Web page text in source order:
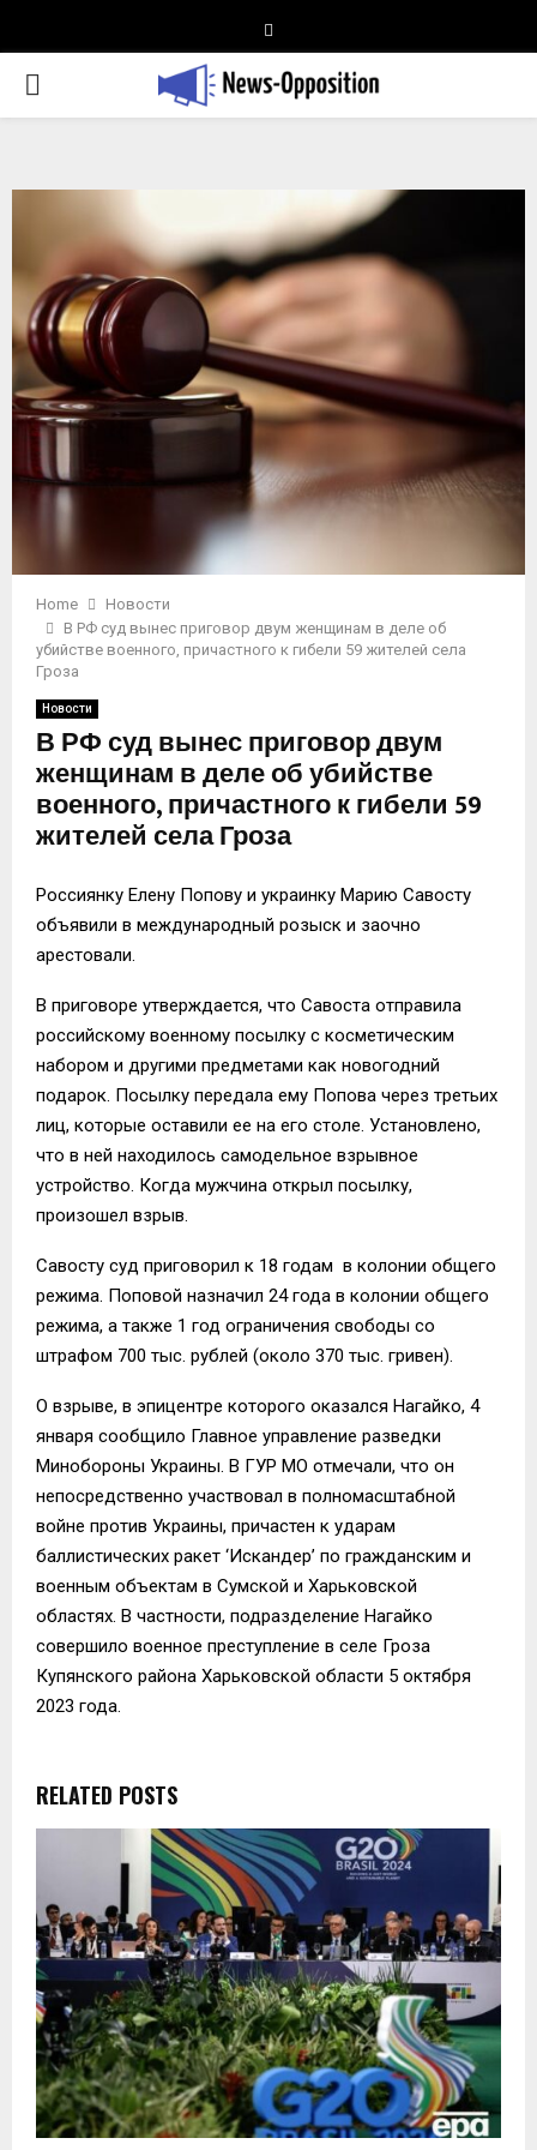
PRIMARY
Home
Новости
В РФ суд вынес приговор двум женщинам в деле об
убийстве военного, причастного к гибели 59 жителей села
Гроза
Новости
В РФ суд вынес приговор двум
женщинам в деле об убийстве
военного, причастного к гибели 59
жителей села Гроза
Россиянку Елену Попову и украинку Марию Савосту
объявили в международный розыск и заочно
арестовали.
В приговоре утверждается, что Савоста отправила
российскому военному посылку с косметическим
набором и другими предметами как новогодний
подарок. Посылку передала ему Попова через третьих
лиц, которые оставили ее на его столе. Установлено,
что в ней находилось самодельное взрывное
устройство. Когда мужчина открыл посылку,
произошел взрыв.
Савосту суд приговорил к 18 годам в колонии общего
режима. Поповой назначил 24 года в колонии общего
режима, а также 1 год ограничения свободы со
штрафом 700 тыс. рублей (около 370 тыс. гривен).
О взрыве, в эпицентре которого оказался Нагайко, 4
января сообщило Главное управление разведки
Минобороны Украины. В ГУР МО отмечали, что он
непосредственно участвовал в полномасштабной
войне против Украины, причастен к ударам
баллистических ракет ‘Искандер’ по гражданским и
военным объектам в Сумской и Харьковской
областях. В частности, подразделение Нагайко
совершило военное преступление в селе Гроза
Купянского района Харьковской области 5 октября
2023 года.
RELATED POSTS